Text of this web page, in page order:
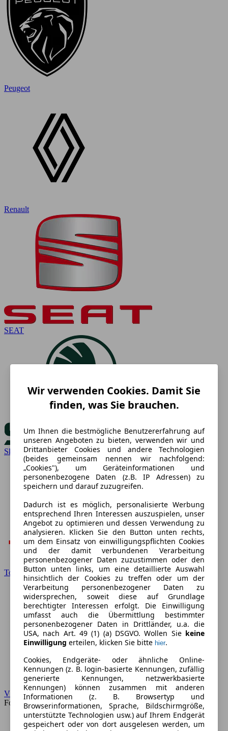
Peugeot
Renault
SEAT
Skoda
Toyota
VW
Forum
Wir verwenden Cookies. Damit Sie
finden, was Sie brauchen.
Um Ihnen die bestmögliche Benutzererfahrung auf
unseren Angeboten zu bieten, verwenden wir und
Drittanbieter Cookies und andere Technologien
(beides gemeinsam nennen wir nachfolgend:
„Cookies"), um Geräteinformationen und
personenbezogene Daten (z.B. IP Adressen) zu
speichern und darauf zuzugreifen.
Dadurch ist es möglich, personalisierte Werbung
entsprechend Ihren Interessen auszuspielen, unser
Angebot zu optimieren und dessen Verwendung zu
analysieren. Klicken Sie den Button unten rechts,
um dem Einsatz von einwilligungspflichten Cookies
und der damit verbundenen Verarbeitung
personenbezogener Daten zuzustimmen oder den
Button unten links, um eine detaillierte Auswahl
hinsichtlich der Cookies zu treffen oder um der
Verarbeitung personenbezogener Daten zu
widersprechen, soweit diese auf Grundlage
berechtigter Interessen erfolgt. Die Einwilligung
umfasst auch die Übermittlung bestimmter
personenbezogener Daten in Drittländer, u.a. die
USA, nach Art. 49 (1) (a) DSGVO. Wollen Sie keine
Einwilligung erteilen, klicken Sie bitte hier.
Cookies, Endgeräte- oder ähnliche Online-
Kennungen (z. B. login-basierte Kennungen, zufällig
generierte Kennungen, netzwerkbasierte
Kennungen) können zusammen mit anderen
Informationen (z. B. Browsertyp und
Browserinformationen, Sprache, Bildschirmgröße,
unterstützte Technologien usw.) auf Ihrem Endgerät
gespeichert oder von dort ausgelesen werden, um